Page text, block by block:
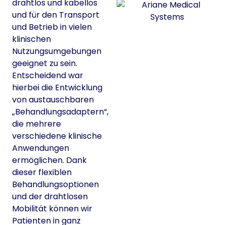
drahtlos und kabellos
und für den Transport
und Betrieb in vielen
klinischen
Nutzungsumgebungen
geeignet zu sein.
Entscheidend war
hierbei die Entwicklung
von austauschbaren
„Behandlungsadaptern“,
die mehrere
verschiedene klinische
Anwendungen
ermöglichen. Dank
dieser flexiblen
Behandlungsoptionen
und der drahtlosen
Mobilität können wir
Patienten in ganz